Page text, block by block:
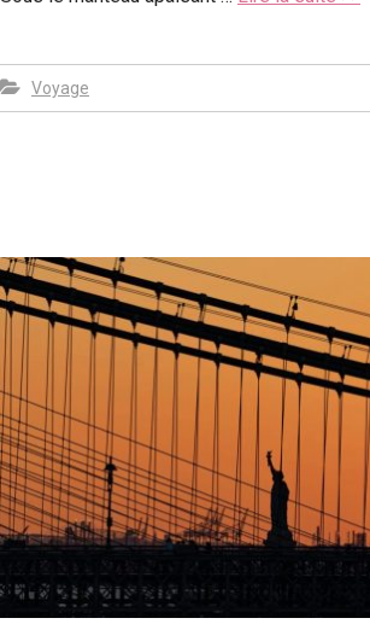
Voyage